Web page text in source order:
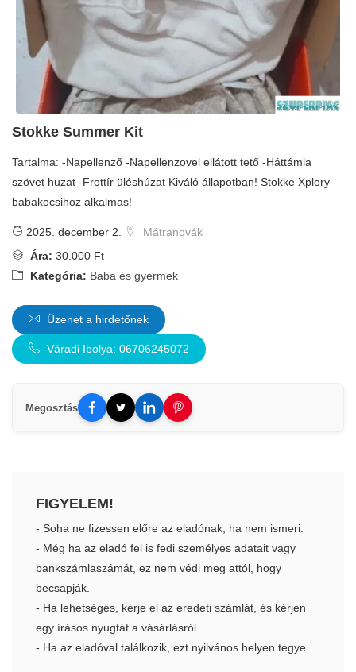
Stokke Summer Kit
Tartalma: -Napellenző -Napellenzovel ellátott tető -Háttámla
szövet huzat -Frottír üléshúzat Kiváló állapotban! Stokke Xplory
babakocsihoz alkalmas!
2025. december 2.
Mátranovák
Ára: 30.000 Ft
Kategória: Baba és gyermek
Üzenet a hirdetőnek
Váradi Ibolya: 06706245072
Megosztás
FIGYELEM!
- Soha ne fizessen előre az eladónak, ha nem ismeri.
- Még ha az eladó fel is fedi személyes adatait vagy
bankszámlaszámát, ez nem védi meg attól, hogy
becsapják.
- Ha lehetséges, kérje el az eredeti számlát, és kérjen
egy írásos nyugtát a vásárlásról.
- Ha az eladóval találkozik, ezt nyilvános helyen tegye.